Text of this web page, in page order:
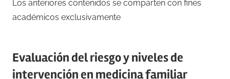
Los anteriores contenidos se comparten con fines
académicos exclusivamente
Evaluación del riesgo y niveles de
intervención en medicina familiar